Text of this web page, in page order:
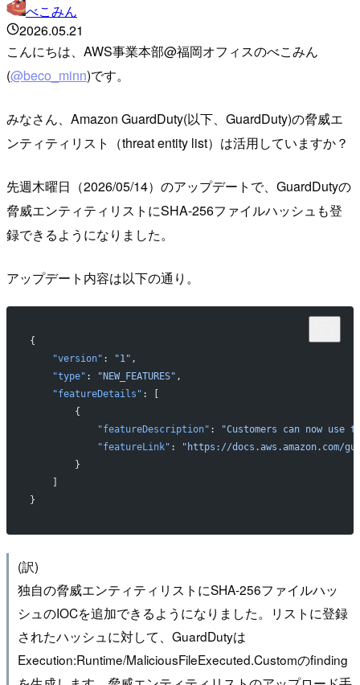
べこみん
2026.05.21
こんにちは、AWS事業本部@福岡オフィスのべこみん
(@beco_minn)です。
みなさん、Amazon GuardDuty(以下、GuardDuty)の脅威エ
ンティティリスト（threat entity list）は活用していますか？
先週木曜日（2026/05/14）のアップデートで、GuardDutyの
脅威エンティティリストにSHA-256ファイルハッシュも登
録できるようになりました。
アップデート内容は以下の通り。
{
"version" : "1" ,
"type" : "NEW_FEATURES" ,
"featureDetails" : [
{
"featureDescription" :
"Customers can now
"featureLink" :
"https://docs.aws.amazon.com/
}
}
(訳)
独自の脅威エンティティリストにSHA-256ファイルハッ
シュのIOCを追加できるようになりました。リストに登録
されたハッシュに対して、GuardDutyは
Execution:Runtime/MaliciousFileExecuted.Customのfinding